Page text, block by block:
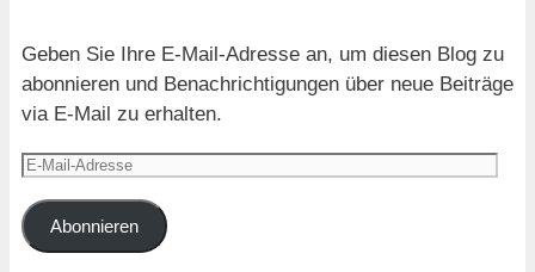
Geben Sie Ihre E-Mail-Adresse an, um diesen Blog zu
abonnieren und Benachrichtigungen über neue Beiträge
via E-Mail zu erhalten.
E-
Adresse
Abonnieren